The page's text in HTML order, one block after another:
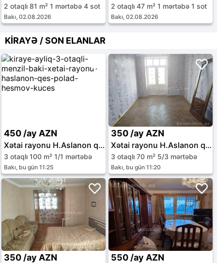
2 otaqlı 81 m² 1 mərtəbə 4 sot
Bakı, 02.08.2026
2 otaqlı 47 m² 1 mərtəbə 1 sot
Bakı, 02.08.2026
KİRAYƏ / SON ELANLAR
450 /ay AZN
Xətai rayonu H.Aslanon qəs.
3 otaqlı 100 m² 1/1 mərtəbə
Bakı, bu gün 11:25
350 /ay AZN
Xətai rayonu H.Aslanon qəs.
3 otaqlı 70 m² 5/3 mərtəbə
Bakı, bu gün 11:20
350 /ay AZN 550 /ay AZN